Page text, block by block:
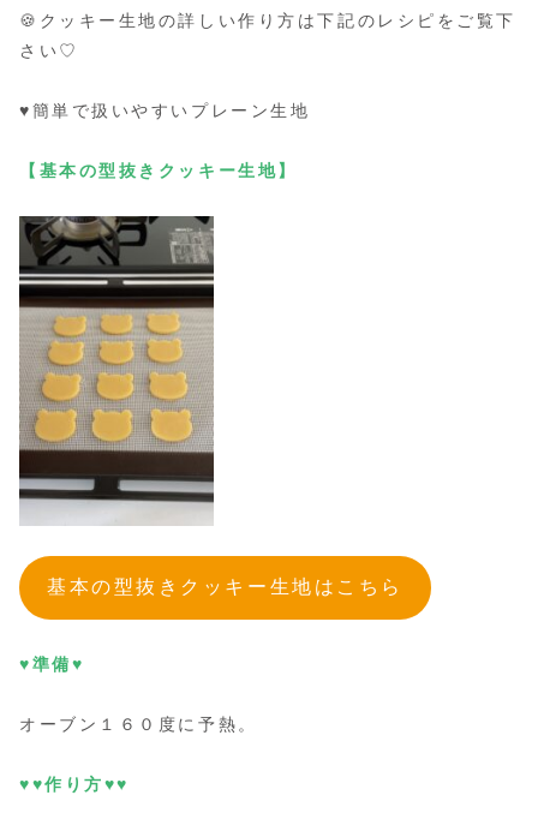
🍪クッキー生地の詳しい作り方は下記のレシピをご覧下
さい♡
♥簡単で扱いやすいプレーン生地
【基本の型抜きクッキー生地】
基本の型抜きクッキー生地はこちら
♥準備♥
オーブン１６０度に予熱。
♥♥作り方♥♥